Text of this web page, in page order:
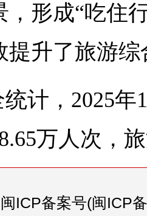
，形成“吃住
提升了旅游
计，2025年
万人次，
闽ICP备案号(闽ICP